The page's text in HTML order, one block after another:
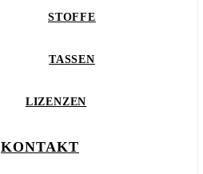
STOFFE
TASSEN
LIZENZEN
KONTAKT